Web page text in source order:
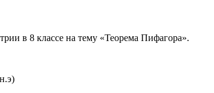
в 8 классе на тему «Теорема Пифагора».